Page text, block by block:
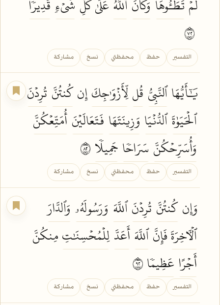
لَّمۡ تَطَـُٔوهَاۚ وَكَانَٱللَّهُعَلَىٰكُلِّ شَيۡءٖ قَدِيرٗا
التفسير حفظ محفظتي نسخ مشاركة
يَٰٓأَيُّهَاٱلنَّبِيُّ قُللِّأَزۡوَٰجِكَإِنكُنتُنَّ تُرِدۡنَ
ٱلۡحَيَوٰةَٱلدُّنۡيَا وَزِينَتَهَا فَتَعَالَيۡنَ أُمَتِّعۡكُنَّ
وَأُسَرِّحۡكُنَّ سَرَاحٗا جَمِيلٗا
التفسير حفظ محفظتي نسخ مشاركة
وَإِنكُنتُنَّ تُرِدۡنَٱللَّهَ وَرَسُولَهُۥ وَٱلدَّارَ
ٱلۡأٓخِرَةَفَإِنَّٱللَّهَأَعَدَّ لِلۡمُحۡسِنَٰتِمِنكُنَّ
أَجۡرًاعَظِيمٗا
التفسير حفظ محفظتي نسخ مشاركة